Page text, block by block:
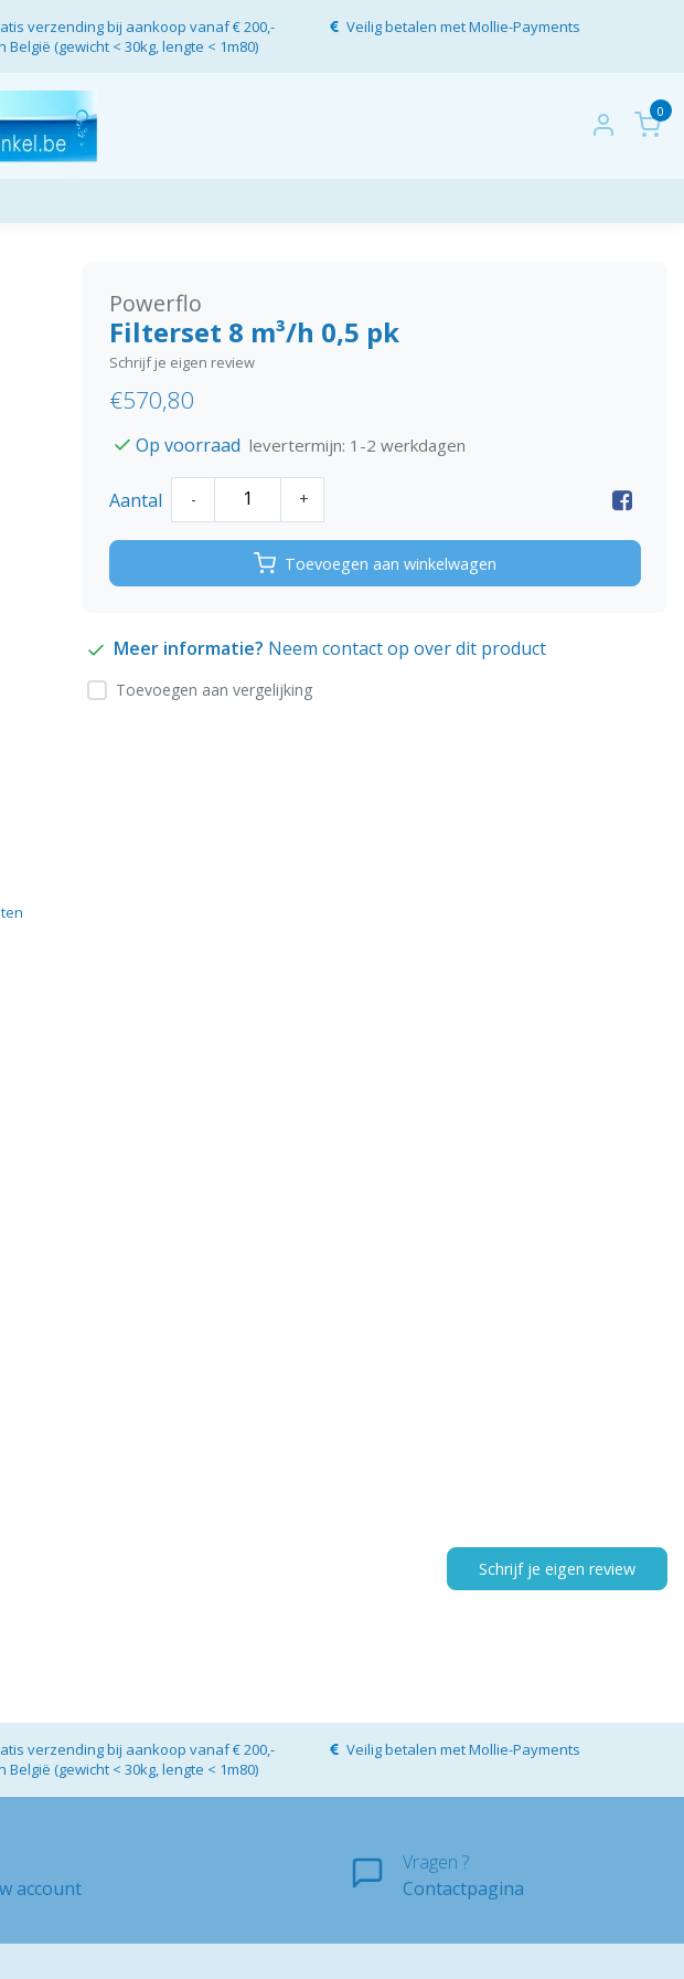
verzending bij aankoop vanaf € 200,-
België (gewicht < 30kg, lengte < 1m80)
Veilig betalen met Mollie-Payments
0
Powerflo
Filterset 8 m³/h 0,5 pk
Schrijf je eigen review
€570,80
Op voorraad levertermijn: 1-2 werkdagen
Aantal - +
Toevoegen aan winkelwagen
Meer informatie? Neem contact op over dit product
Toevoegen aan vergelijking
Schrijf je eigen review
verzending bij aankoop vanaf € 200,-
België (gewicht < 30kg, lengte < 1m80)
Veilig betalen met Mollie-Payments
account
Vragen ?
Contactpagina